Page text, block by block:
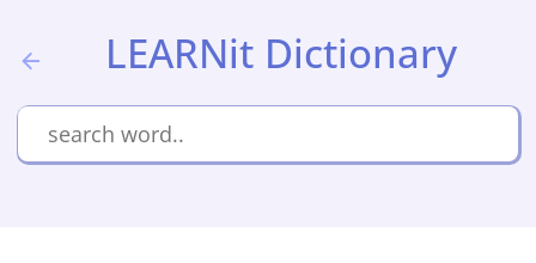
LEARNit Dictionary